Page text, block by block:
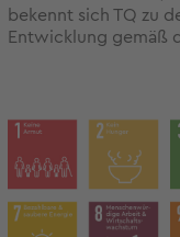
bekennt sich TQ zu
Entwicklung gemäß